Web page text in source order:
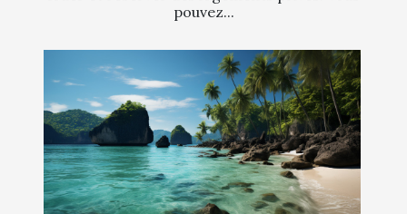
pouvez...